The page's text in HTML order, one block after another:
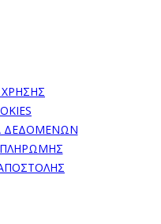
ΔΕΔΟΜΕΝΩΝ